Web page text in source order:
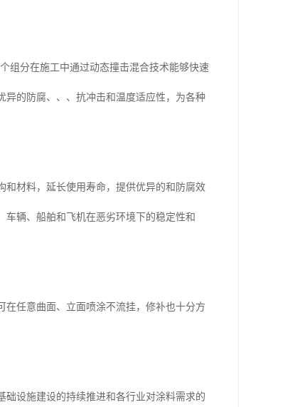
组分在施工中通过动态撞击混合技术能够快速
异的防腐、、、抗冲击和温度适应性，为各种
和材料，延长使用寿命，提供优异的和防腐效
辆、船舶和飞机在恶劣环境下的稳定性和
任意曲面、立面喷涂不流挂，修补也十分方
设施建设的持续推进和各行业对涂料需求的